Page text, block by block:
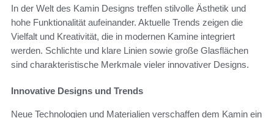
In der Welt des Kamin Designs treffen stilvolle Ästhetik und
hohe Funktionalität aufeinander. Aktuelle Trends zeigen die
Vielfalt und Kreativität, die in modernen Kamine integriert
werden. Schlichte und klare Linien sowie große Glasflächen
sind charakteristische Merkmale vieler innovativer Designs.
Innovative Designs und Trends
Neue Technologien und Materialien verschaffen dem Kamin ein